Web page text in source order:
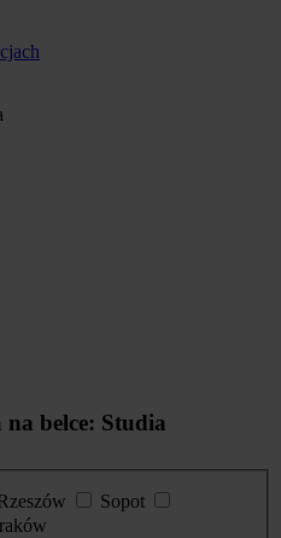
belce: Studia
Sopot